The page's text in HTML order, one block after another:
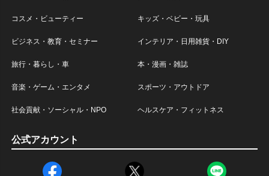
コスメ・ビューティー キッズ・ベビー・玩具
ビジネス・教育・セミナー インテリア・日用雑貨・DIY
旅行・暮らし・車 本・漫画・雑誌
音楽・ゲーム・エンタメ スポーツ・アウトドア
社会貢献・ソーシャル・NPO ヘルスケア・フィットネス
公式アカウント